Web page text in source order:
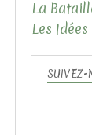
SUIVEZ-
La
Les